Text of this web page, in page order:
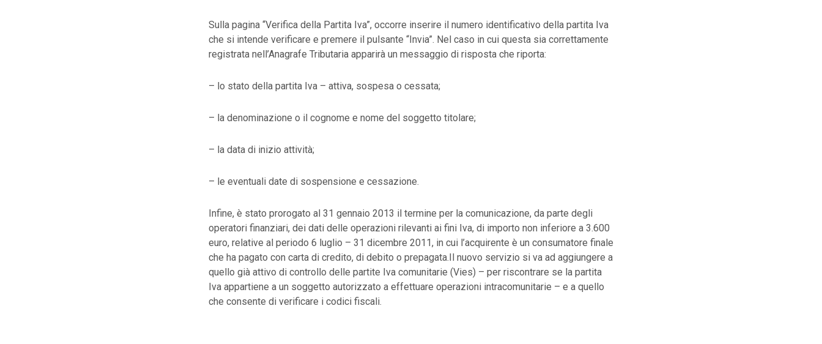
Sulla pagina “Verifica della Partita Iva”, occorre inserire il numero identificativo della partita Iva
che si intende verificare e premere il pulsante “Invia”. Nel caso in cui questa sia correttamente
registrata nell’Anagrafe Tributaria apparirà un messaggio di risposta che riporta:
– lo stato della partita Iva – attiva, sospesa o cessata;
– la denominazione o il cognome e nome del soggetto titolare;
– la data di inizio attività;
– le eventuali date di sospensione e cessazione.
Infine, è stato prorogato al 31 gennaio 2013 il termine per la comunicazione, da parte degli
operatori finanziari, dei dati delle operazioni rilevanti ai fini Iva, di importo non inferiore a 3.600
euro, relative al periodo 6 luglio – 31 dicembre 2011, in cui l’acquirente è un consumatore finale
che ha pagato con carta di credito, di debito o prepagata.Il nuovo servizio si va ad aggiungere a
quello già attivo di controllo delle partite Iva comunitarie (Vies) – per riscontrare se la partita
Iva appartiene a un soggetto autorizzato a effettuare operazioni intracomunitarie – e a quello
che consente di verificare i codici fiscali.